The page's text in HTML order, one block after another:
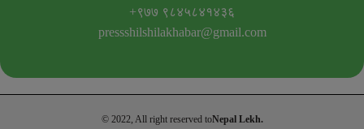
+९७७ ९८४५८४१४३६
pressshilshilakhabar@gmail.com
© 2022, All right reserved toNepal Lekh.